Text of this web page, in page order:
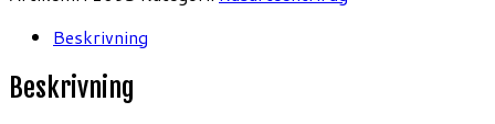
Beskrivning
Beskrivning